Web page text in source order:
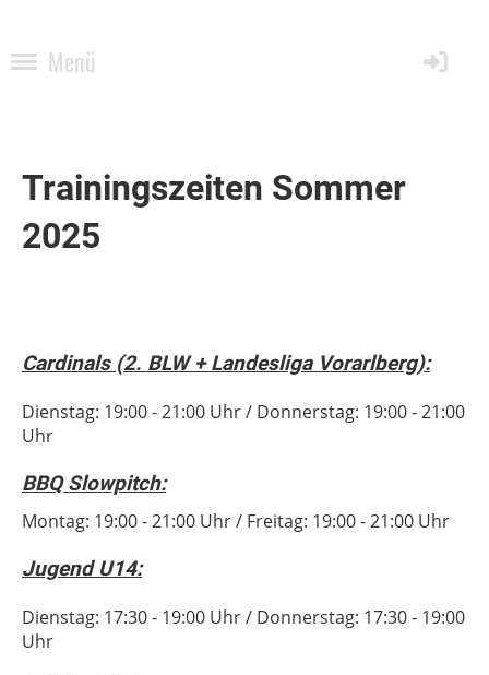
Menü
Trainingszeiten Sommer
2025
Cardinals (2. BLW + Landesliga Vorarlberg):
Dienstag: 19:00 - 21:00 Uhr / Donnerstag: 19:00 - 21:00
Uhr
BBQ Slowpitch:
Montag: 19:00 - 21:00 Uhr / Freitag: 19:00 - 21:00 Uhr
Jugend U14:
Dienstag: 17:30 - 19:00 Uhr / Donnerstag: 17:30 - 19:00
Uhr